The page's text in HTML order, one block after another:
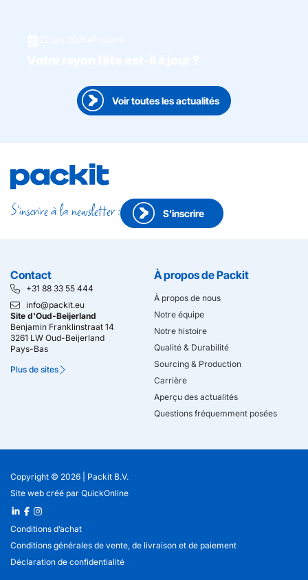
Voir toutes les actualités
S'inscrire à la newsletter : S'inscrire
Contact
+31 88 33 55 444
info@packit.eu
Site d'Oud-Beijerland
Benjamin Franklinstraat 14
3261 LW Oud-Beijerland
Pays-Bas
Plus de sites
À propos de Packit
À propos de nous
Notre équipe
Notre histoire
Qualité & Durabilité
Sourcing & Production
Carrière
Aperçu des actualités
Questions fréquemment posées
Copyright © 2026 | Packit B.V.
Site web créé par QuickOnline
Conditions d’achat
Conditions générales de vente, de livraison et de paiement
Déclaration de confidentialité